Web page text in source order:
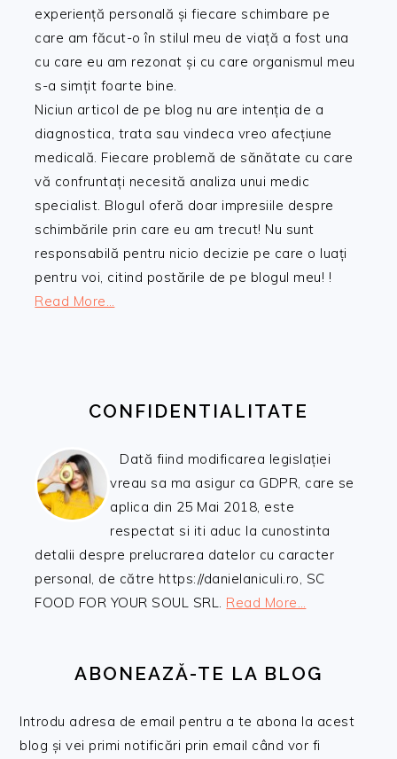
experiență personală și fiecare schimbare pe
care am făcut-o în stilul meu de viață a fost una
cu care eu am rezonat și cu care organismul meu
s-a simțit foarte bine.
Niciun articol de pe blog nu are intenția de a
diagnostica, trata sau vindeca vreo afecțiune
medicală. Fiecare problemă de sănătate cu care
vă confruntați necesită analiza unui medic
specialist. Blogul oferă doar impresiile despre
schimbările prin care eu am trecut! Nu sunt
responsabilă pentru nicio decizie pe care o luați
pentru voi, citind postările de pe blogul meu! !
Read More…
CONFIDENTIALITATE
Dată fiind modificarea legislației
vreau sa ma asigur ca GDPR, care se
aplica din 25 Mai 2018, este
respectat si iti aduc la cunostinta
detalii despre prelucrarea datelor cu caracter
personal, de către https://danielaniculi.ro, SC
FOOD FOR YOUR SOUL SRL. Read More…
ABONEAZĂ-TE LA BLOG
Introdu adresa de email pentru a te abona la acest
blog și vei primi notificări prin email când vor fi